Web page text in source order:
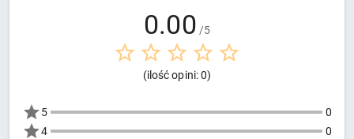
0.00 /5
(ilość opini: 0)
5
0
4
0